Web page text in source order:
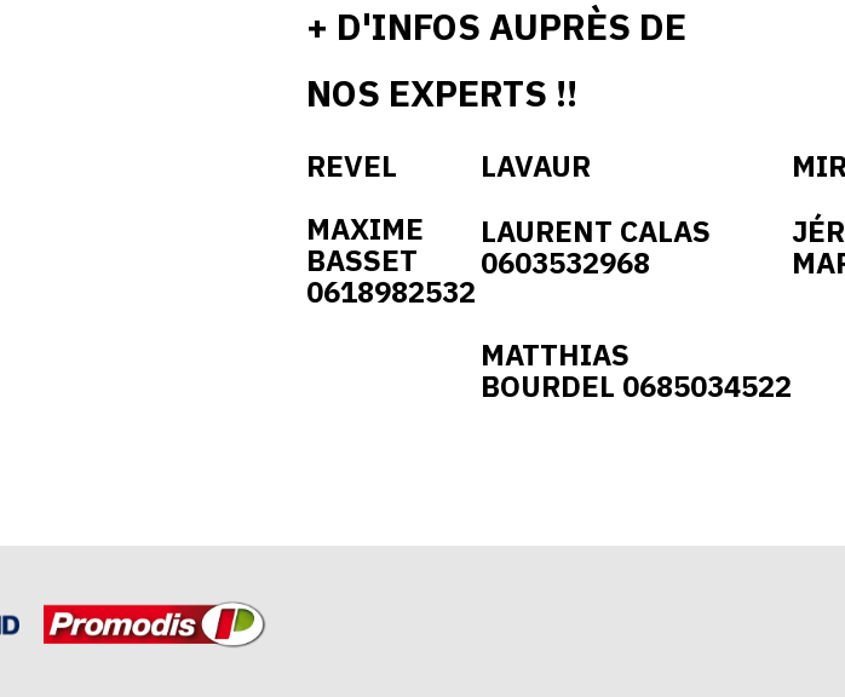
+ D'INFOS AUPRÈS DE
NOS EXPERTS !!
REVEL LAVAUR
MAXIME
BASSET
0618982532
LAURENT CALAS
0603532968
MATTHIAS
BOURDEL 0685034522